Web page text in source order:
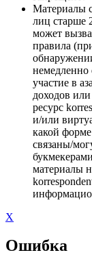
Материалы
лиц старше
может
правила
немедленно
участие в
доходов
ресурс
и/или
какой
связаны/
материалы
X
Ошибка